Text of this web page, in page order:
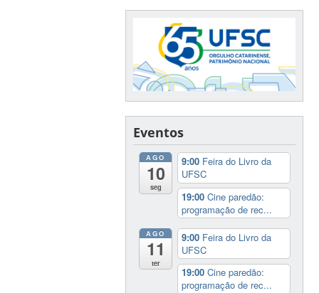
Eventos
AGO
10
seg
9:00 Feira do Livro da
UFSC
19:00Cine paredão:
programação de rec...
AGO
11
ter
9:00 Feira do Livro da
UFSC
19:00Cine paredão:
programação de rec...